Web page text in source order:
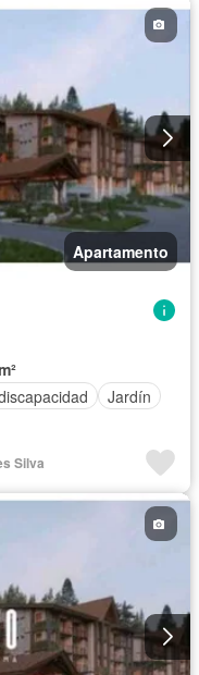
Apartamento
Jardín
Silva